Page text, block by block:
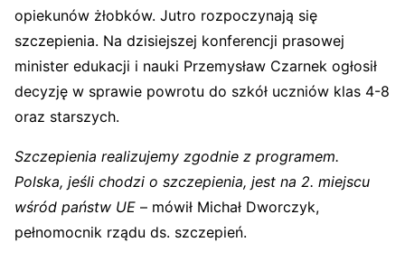
opiekunów żłobków. Jutro rozpoczynają się
szczepienia. Na dzisiejszej konferencji prasowej
minister edukacji i nauki Przemysław Czarnek ogłosił
decyzję w sprawie powrotu do szkół uczniów klas 4-8
oraz starszych.
Szczepienia realizujemy zgodnie z programem.
Polska, jeśli chodzi o szczepienia, jest na 2. miejscu
wśród państw UE – mówił Michał Dworczyk,
pełnomocnik rządu ds. szczepień.